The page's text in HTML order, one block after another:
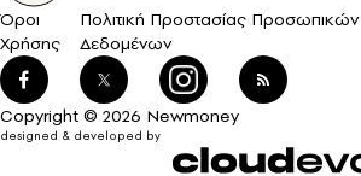
Όροι
Χρήσης
Πολιτική Προστασίας Προσωπικών
Δεδομένων
Copyright © 2026 Newmoney
designed & developed by